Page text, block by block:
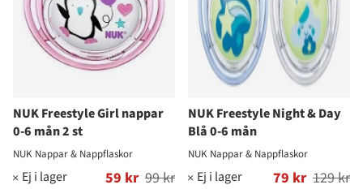
NUK Freestyle Girl nappar
0-6 mån 2 st
NUK Nappar & Nappflaskor
59 kr
Ordinarie pris: 99 kr
NUK Freestyle Night & Day
Blå 0-6 mån
NUK Nappar & Nappflaskor
79 kr
Ordinarie pris: 129 kr